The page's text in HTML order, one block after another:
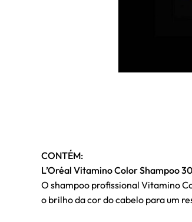
CONTÉM:
L’Oréal Vitamino Color Shampoo
O shampoo profissional Vitamino
o brilho da cor do cabelo para um